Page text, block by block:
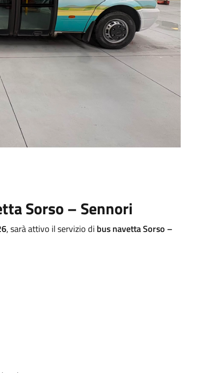
Sorso – Sennori
, sarà attivo il servizio di bus navetta Sorso –